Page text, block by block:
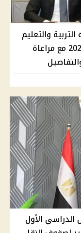
والتعليم
تحدد مواعيد امتحانات نصف العام 2025 مع مراعاة
الدراسي الأول